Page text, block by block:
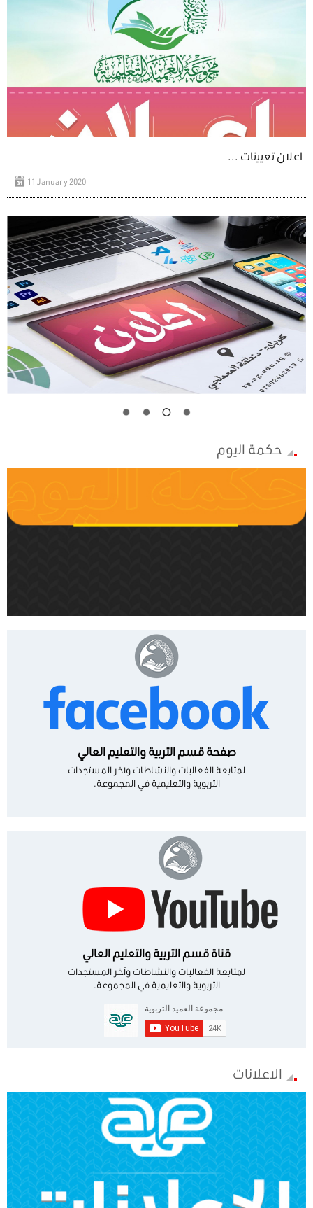
اعلان تعيينات ...
11 January 2020
حكمة اليوم
صفحة قسم التربية والتعليم العالي
لمتابعة الفعاليات والنشاطات وآخر المستجدات
التربوية والتعليمية في المجموعة.
قناة قسم التربية والتعليم العالي
لمتابعة الفعاليات والنشاطات وآخر المستجدات
التربوية والتعليمية في المجموعة.
الاعلانات